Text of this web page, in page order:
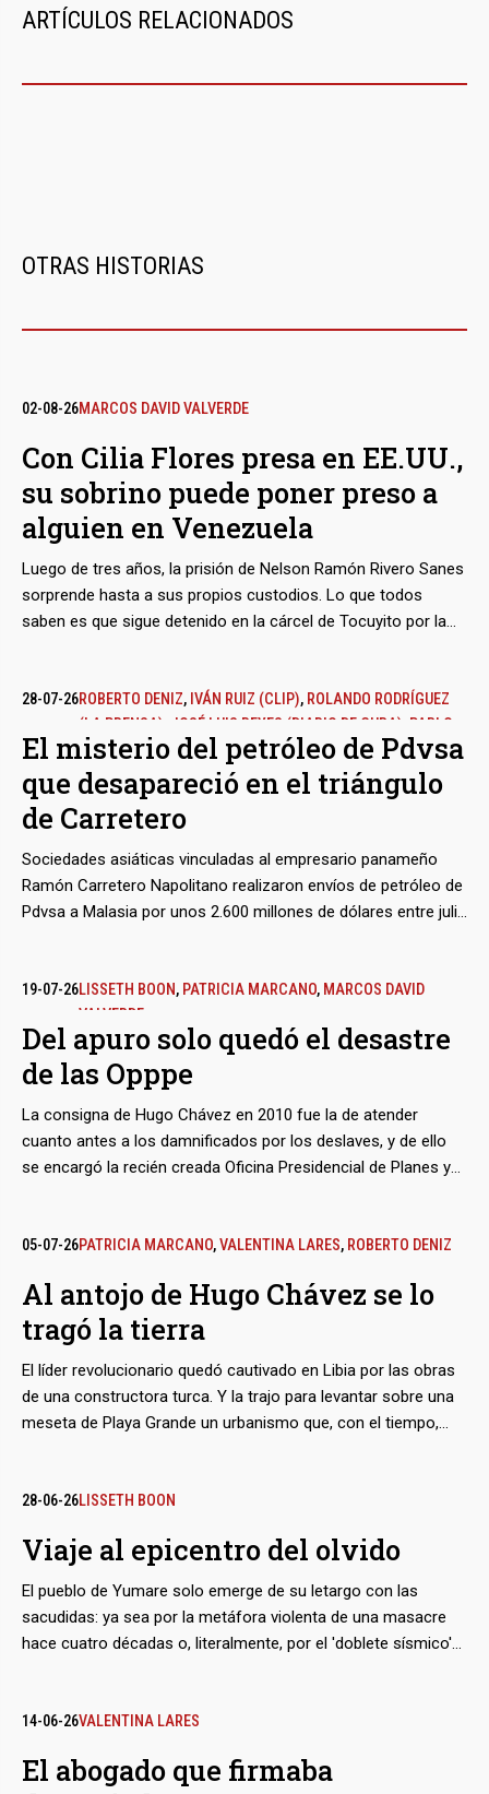
ARTÍCULOS RELACIONADOS
OTRAS HISTORIAS
02-08-26MARCOS DAVID VALVERDE
Con Cilia Flores presa en EE.UU.,
su sobrino puede poner preso a
alguien en Venezuela
Luego de tres años, la prisión de Nelson Ramón Rivero Sanes
sorprende hasta a sus propios custodios. Lo que todos
saben es que sigue detenido en la cárcel de Tocuyito por la
Carabobo, sobrino de la otrora ‘Primera Combatiente’ y
hermano de uno de los ‘narcosobrinos’. Unos indicios débiles
y hasta caprichosos bastaron para armarle un caso judicial,
cuyos efectos siguen vigentes, a pesar de la caída del
madurismo y los cambios políticos del interinato.
28-07-26ROBERTO DENIZ, IVÁN RUIZ (CLIP), ROLANDO RODRÍGUEZ
(LA PRENSA)
JOSÉ LUIS REYES (DIARIO DE CUBA) PABLO
DÍAZ ESPÍ (DIARIO DE CUBA),ANNARELLA GRIMAL (DIARIO
DE CUBA),MIRTA FERNÁNDEZ LAFFITTE (DIARIO DE CUBA)
TRANSPARENCIA VENEZUELA EN EL EXILIO
El misterio del petróleo de Pdvsa
que desapareció en el triángulo
de Carretero
Sociedades asiáticas vinculadas al empresario panameño
Ramón Carretero Napolitano realizaron envíos de petróleo de
Pdvsa a Malasia por unos 2.600 millones de dólares entre julio
a Cuba, en medio de la crisis energética que durante ese
verano empezó a azotar a la isla. Pero sus destinos reales no
figuran en ningún registro marítimo internacional y terminaron
siendo inciertos.
19-07-26LISSETH BOON, PATRICIA MARCANO, MARCOS DAVID
VALVERDE
Del apuro solo quedó el desastre
de las Opppe
La consigna de Hugo Chávez en 2010 fue la de atender
cuanto antes a los damnificados por los deslaves, y de ello
se encargó la recién creada Oficina Presidencial de Planes y
recurriendo a la asignación de contratos a dedo y a una
perentorios. El resultado después del reciente doblete
sísmico: 16 de sus torres colapsaron, y otras 27 quedaron
listas para la demolición.
05-07-26PATRICIA MARCANO,VALENTINA LARES, ROBERTO DENIZ
Al antojo de Hugo Chávez se lo
tragó la tierra
El líder revolucionario quedó cautivado en Libia por las obras
de una constructora turca. Y la trajo para levantar sobre una
meseta de Playa Grande un urbanismo que, con el tiempo,
cedieron de una manera peculiar: hundidos en el suelo,
sumada a las características de las estructuras y del terreno,
asoman como los factores detrás del fenómeno.
28-06-26LISSETH BOON
Viaje al epicentro del olvido
El pueblo de Yumare solo emerge de su letargo con las
sacudidas: ya sea por la metáfora violenta de una masacre
hace cuatro décadas o, literalmente, por el 'doblete sísmico'
destrozos en este valle de Yaracuy fueron menores, en
Central. Sus pobladores tuvieron que esperar 12 horas para,
14-06-26VALENTINA LARES
El abogado que firmaba